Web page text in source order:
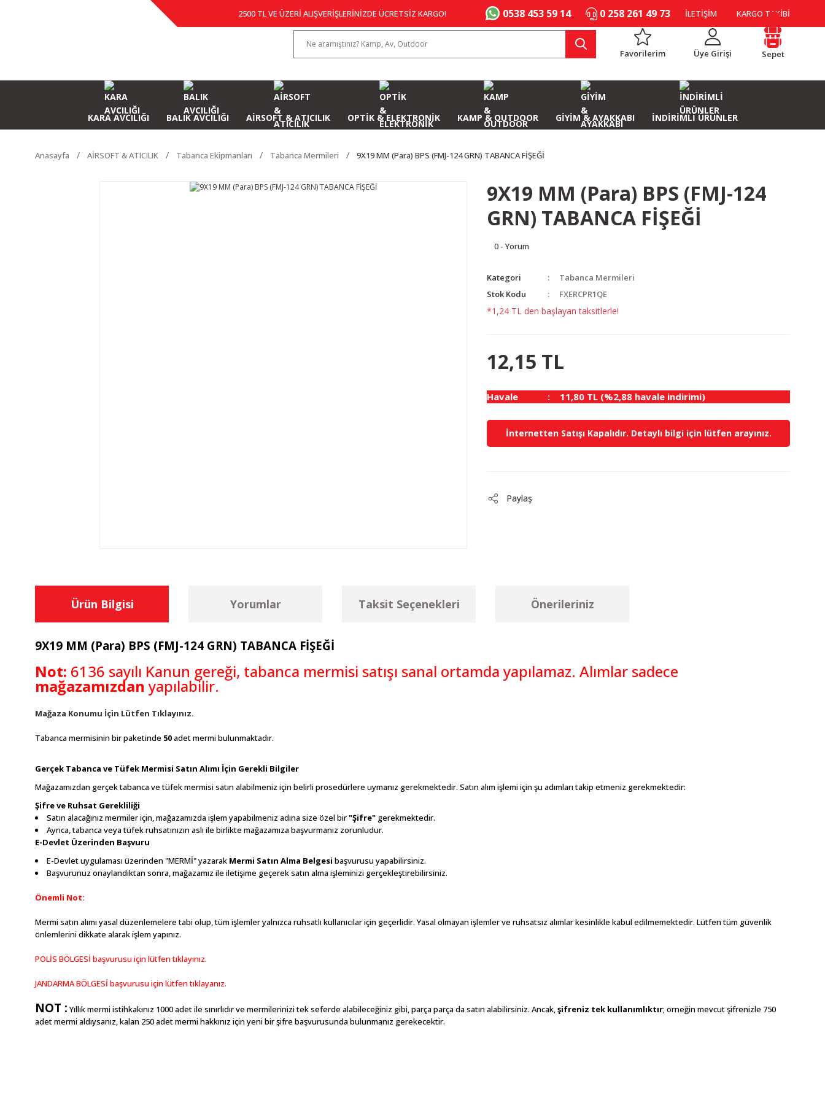
2500 TL VE ÜZERİ ALIŞVERİŞLERİNİZDE ÜCRETSİZ KARGO! 0538 453 59 14 0 258 261 49 73 İLETİŞİM KARGO TAKİBİ
Favorilerim Üye Girişi Sepet
KARA AVCILIĞI BALIK AVCILIĞI AİRSOFT & ATICILIK OPTİK & ELEKTRONİK KAMP & OUTDOOR GİYİM & AYAKKABI İNDİRİMLİ ÜRÜNLER
Anasayfa AİRSOFT & ATICILIK Tabanca Ekipmanları Tabanca Mermileri 9X19 MM (Para) BPS (FMJ-124 GRN) TABANCA FİŞEĞİ
9X19 MM (Para) BPS (FMJ-124
GRN) TABANCA FİŞEĞİ
0 - Yorum
Kategori
Tabanca Mermileri
Stok Kodu
FXERCPR1QE
*1,24 TL den başlayan taksitlerle!
12,15 TL
Havale 11,80 TL (%2,88 havale indirimi)
İnternetten Satışı Kapalıdır. Detaylı bilgi için lütfen arayınız.
Paylaş
Ürün Bilgisi Yorumlar Taksit Seçenekleri Önerileriniz
9X19 MM (Para) BPS (FMJ-124 GRN) TABANCA FİŞEĞİ
Not: 6136 sayılı Kanun gereği, tabanca mermisi satışı sanal ortamda yapılamaz. Alımlar sadece
mağazamızdan yapılabilir.
Mağaza Konumu İçin Lütfen Tıklayınız.
Tabanca mermisinin bir paketinde 50adet mermi bulunmaktadır.
Gerçek Tabanca ve Tüfek Mermisi Satın Alımı İçin Gerekli Bilgiler
Mağazamızdan gerçek tabanca ve tüfek mermisi satın alabilmeniz için belirli prosedürlere uymanız gerekmektedir. Satın alım işlemi için şu adımları takip etmeniz gerekmektedir:
Şifre ve Ruhsat Gerekliliği
Satın alacağınız mermiler için, mağazamızda işlem yapabilmeniz adına size özel bir"Şifre" gerekmektedir.
Ayrıca, tabanca veya tüfek ruhsatınızın aslı ile birlikte mağazamıza başvurmanız zorunludur.
E-Devlet Üzerinden Başvuru
E-Devlet uygulaması üzerinden "MERMİ" yazarak Mermi Satın Alma Belgesi başvurusu yapabilirsiniz.
Başvurunuz onaylandıktan sonra, mağazamız ile iletişime geçerek satın alma işleminizi gerçekleştirebilirsiniz.
Önemli Not:
Mermi satın alımı yasal düzenlemelere tabi olup, tüm işlemler yalnızca ruhsatlı kullanıcılar için geçerlidir. Yasal olmayan işlemler ve ruhsatsız alımlar kesinlikle kabul edilmemektedir. Lütfen tüm güvenlik
önlemlerini dikkate alarak işlem yapınız.
POLİS BÖLGESİ başvurusu için lütfen tıklayınız.
JANDARMA BÖLGESİ başvurusu için lütfen tıklayanız.
NOT :Yıllık mermi istihkakınız 1000 adet ile sınırlıdır ve mermilerinizi tek seferde alabileceğiniz gibi, parça parça da satın alabilirsiniz. Ancak,şifreniz tek kullanımlıktır; örneğin mevcut şifrenizle 750
adet mermi aldıysanız, kalan 250 adet mermi hakkınız için yeni bir şifre başvurusunda bulunmanız gerekecektir.